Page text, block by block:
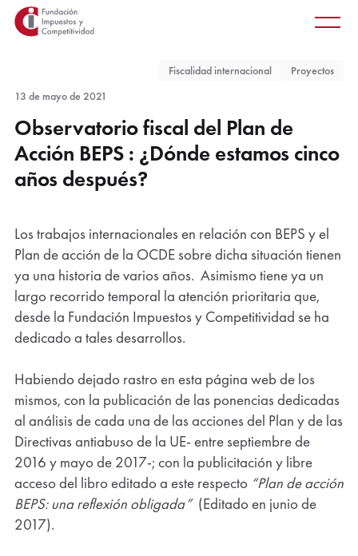
Saltar
Principal
Fiscalidad internacional
Proyectos
13 de mayo de 2021
Observatorio fiscal del Plan de
Acción BEPS : ¿Dónde estamos cinco
años después?
Los trabajos internacionales en relación con BEPS y el
Plan de acción de la OCDE sobre dicha situación tienen
ya una historia de varios años. Asimismo tiene ya un
largo recorrido temporal la atención prioritaria que,
desde la Fundación Impuestos y Competitividad se ha
dedicado a tales desarrollos.
Habiendo dejado rastro en esta página web de los
mismos, con la publicación de las ponencias dedicadas
al análisis de cada una de las acciones del Plan y de las
Directivas antiabuso de la UE- entre septiembre de
2016 y mayo de 2017-; con la publicitación y libre
acceso del libro editado a este respecto “Plan de acción
BEPS: una reflexión obligada” (Editado en junio de
2017).